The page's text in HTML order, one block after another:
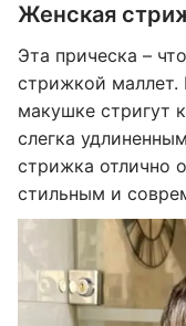
Женская
Эта прическа –
стрижкой маллет.
макушке стригут
слегка
стрижка отлично
стильным и